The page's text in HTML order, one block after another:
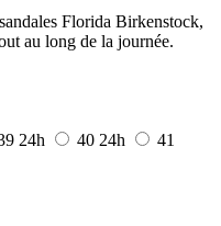
Florida Birkenstock,
au long de la journée.
24h 40 24h
41